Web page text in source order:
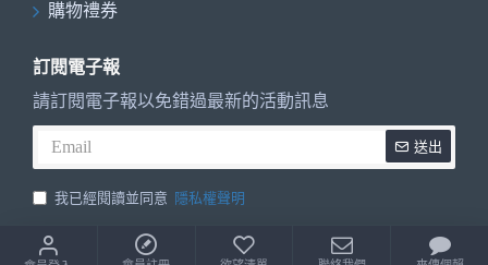
購物禮券
訂閱電子報
請訂閱電子報以免錯過最新的活動訊息
送出
我已經閱讀並同意 隱私權聲明